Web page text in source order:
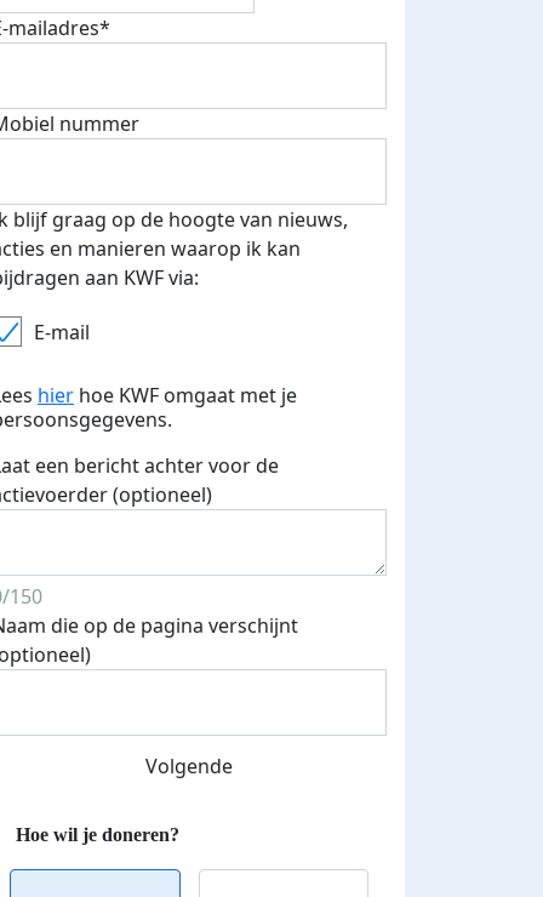
mailadres*
nummer
blijf graag op de hoogte van nieuws,
en manieren waarop ik kan
aan KWF via:
E-mail
hier hoe KWF omgaat met je
een bericht achter voor de
(optioneel)
150
die op de pagina verschijnt
Volgende